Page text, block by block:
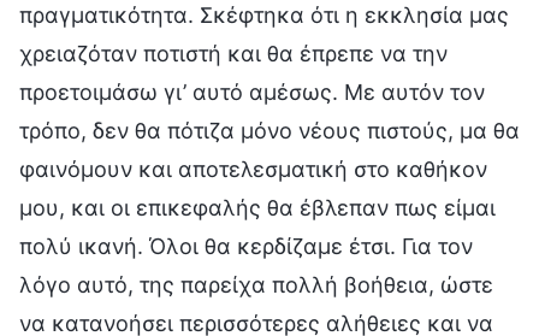
πραγματικότητα. Σκέφτηκα ότι η εκκλησία μας
χρειαζόταν ποτιστή και θα έπρεπε να την
προετοιμάσω γι’ αυτό αμέσως. Με αυτόν τον
τρόπο, δεν θα πότιζα μόνο νέους πιστούς, μα θα
φαινόμουν και αποτελεσματική στο καθήκον
μου, και οι επικεφαλής θα έβλεπαν πως είμαι
πολύ ικανή. Όλοι θα κερδίζαμε έτσι. Για τον
λόγο αυτό, της παρείχα πολλή βοήθεια, ώστε
να κατανοήσει περισσότερες αλήθειες και να